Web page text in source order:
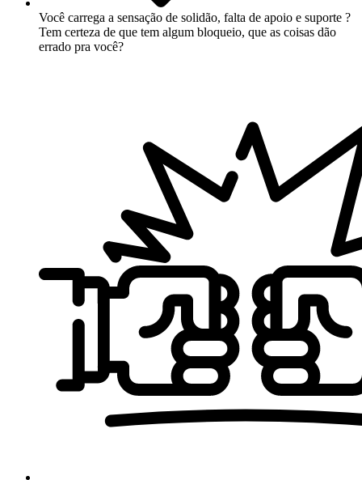
Você carrega a sensação de solidão, falta de apoio e suporte ?
Tem certeza de que tem algum bloqueio, que as coisas dão
errado pra você?